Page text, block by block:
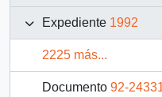
Expediente 1992
2225 más...
Documento 92-24331 - [Carta